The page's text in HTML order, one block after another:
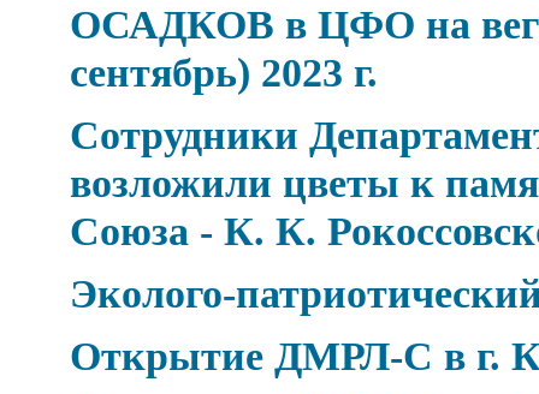
ОСАДКОВ в ЦФО на
сентябрь) 2023 г.
Сотрудники
возложили цветы к
Союза - К. К.
Эколого-
Открытие ДМРЛ-С в г.